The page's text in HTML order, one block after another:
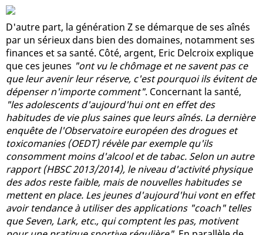
D'autre part, la génération Z se démarque de ses aînés
par un sérieux dans bien des domaines, notamment ses
finances et sa santé. Côté, argent, Eric Delcroix explique
que ces jeunes "ont vu le chômage et ne savent pas ce
que leur avenir leur réserve, c'est pourquoi ils évitent de
dépenser n'importe comment". Concernant la santé,
"les adolescents d'aujourd'hui ont en effet des
habitudes de vie plus saines que leurs aînés. La dernière
enquête de l'Observatoire européen des drogues et
toxicomanies (OEDT) révèle par exemple qu'ils
consomment moins d'alcool et de tabac. Selon un autre
rapport (HBSC 2013/2014), le niveau d'activité physique
des ados reste faible, mais de nouvelles habitudes se
mettent en place. Les jeunes d'aujourd'hui vont en effet
avoir tendance à utiliser des applications "coach" telles
que Seven, Lark, etc., qui comptent les pas, motivent